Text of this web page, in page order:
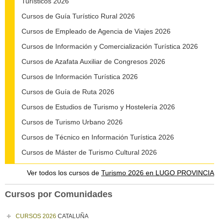
Cursos de Guía Turístico Rural 2026
Cursos de Empleado de Agencia de Viajes 2026
Cursos de Información y Comercialización Turística 2026
Cursos de Azafata Auxiliar de Congresos 2026
Cursos de Información Turística 2026
Cursos de Guía de Ruta 2026
Cursos de Estudios de Turismo y Hostelería 2026
Cursos de Turismo Urbano 2026
Cursos de Técnico en Información Turística 2026
Cursos de Máster de Turismo Cultural 2026
Ver todos los cursos de Turismo 2026 en LUGO PROVINCIA
Cursos por Comunidades
CURSOS 2026 CATALUÑA